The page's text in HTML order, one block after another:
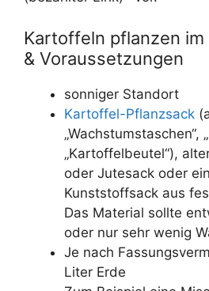
Kartoffeln pflanzen
& Voraussetzungen
sonniger Standort
Kartoffel-Pflanzsack
„Wachstumstaschen“,
„Kartoffelbeutel“),
oder Jutesack oder
Kunststoffsack aus
Das Material sollte
oder nur sehr wenig
Je nach
Liter Erde